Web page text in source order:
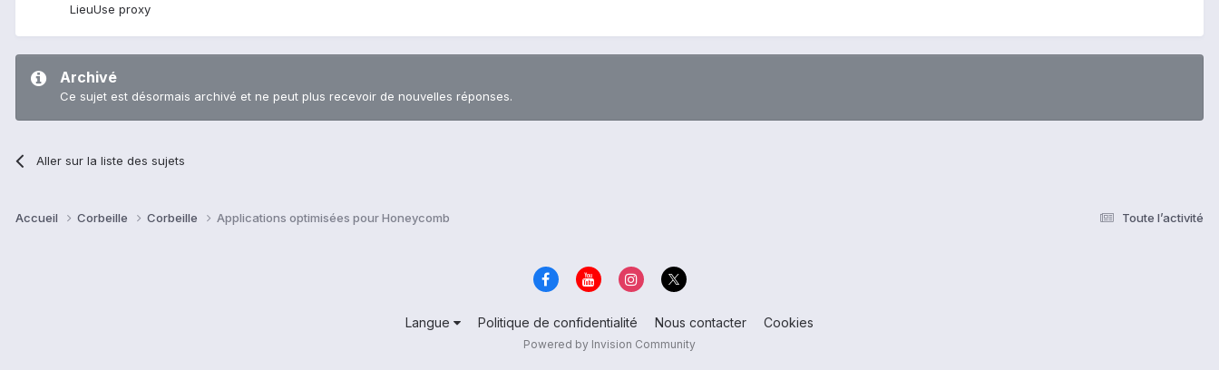
LieuUse proxy
Archivé
Ce sujet est désormais archivé et ne peut plus recevoir de nouvelles réponses.
Aller sur la liste des sujets
Toute l’activité
Accueil Corbeille Corbeille Applications optimisées pour Honeycomb
Langue Politique de confidentialité Nous contacter Cookies
Powered by Invision Community